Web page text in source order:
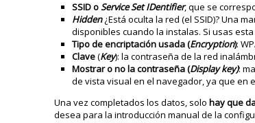
SSID oService Set IDentifier, que se
Hidden¿Está oculta la red (el SSID)? Una
disponibles cuando la instalas. Si usas
Tipo de encriptación usada (Encryption):
Clave(Key): la contraseña de la red
Mostrar o no la contraseña (Display key):
de vista visual en el navegador, ya que en
Una vez completados los datos, solohay que
desea para la introducción manual de la